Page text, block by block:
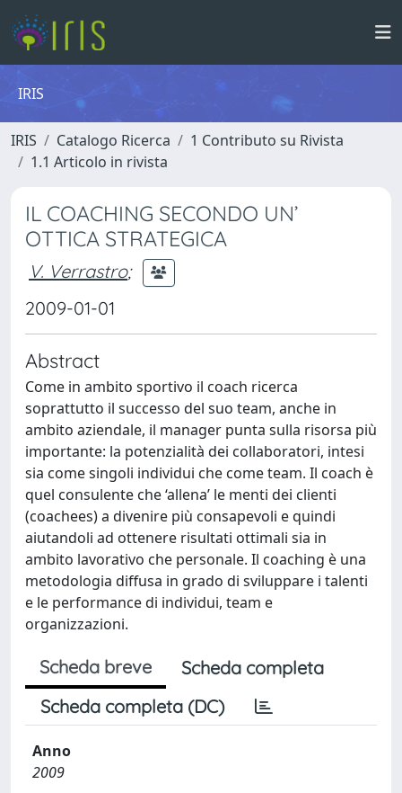
IRIS
IRIS Catalogo Ricerca
1 Contributo su Rivista
1.1 Articolo in rivista
IL COACHING SECONDO UN’
OTTICA STRATEGICA
V. Verrastro;
2009-01-01
Abstract
Come in ambito sportivo il coach ricerca
soprattutto il successo del suo team, anche in
ambito aziendale, il manager punta sulla risorsa più
importante: la potenzialità dei collaboratori, intesi
sia come singoli individui che come team. Il coach è
quel consulente che ‘allena’ le menti dei clienti
(coachees) a divenire più consapevoli e quindi
aiutandoli ad ottenere risultati ottimali sia in
ambito lavorativo che personale. Il coaching è una
metodologia diffusa in grado di sviluppare i talenti
e le performance di individui, team e
organizzazioni.
Scheda breve
Scheda completa
Scheda completa (DC)
Anno
2009